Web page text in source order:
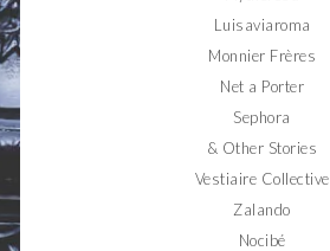
Luisaviaroma
Monnier Frères
Net a Porter
Sephora
& Other Stories
Vestiaire Collective
Zalando
Nocibé